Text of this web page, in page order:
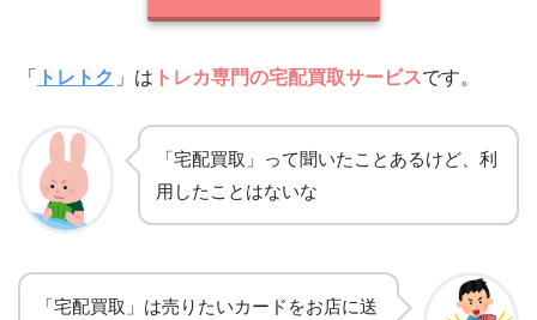
「 トレトク 」は トレカ専門の宅配買取サービスです。
「宅配買取」って聞いたことあるけど、利
用したことはないな
「宅配買取」は売りたいカードをお店に送